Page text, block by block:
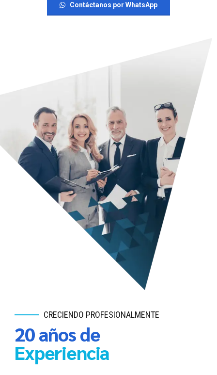
Contáctanos por WhatsApp
CRECIENDO PROFESIONALMENTE
20 años de
Experiencia